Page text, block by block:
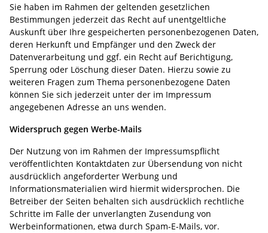
Sie haben im Rahmen der geltenden gesetzlichen
Bestimmungen jederzeit das Recht auf unentgeltliche
Auskunft über Ihre gespeicherten personenbezogenen Daten,
deren Herkunft und Empfänger und den Zweck der
Datenverarbeitung und ggf. ein Recht auf Berichtigung,
Sperrung oder Löschung dieser Daten. Hierzu sowie zu
weiteren Fragen zum Thema personenbezogene Daten
können Sie sich jederzeit unter der im Impressum
angegebenen Adresse an uns wenden.
Widerspruch gegen Werbe-Mails
Der Nutzung von im Rahmen der Impressumspflicht
veröffentlichten Kontaktdaten zur Übersendung von nicht
ausdrücklich angeforderter Werbung und
Informationsmaterialien wird hiermit widersprochen. Die
Betreiber der Seiten behalten sich ausdrücklich rechtliche
Schritte im Falle der unverlangten Zusendung von
Werbeinformationen, etwa durch Spam-E-Mails, vor.